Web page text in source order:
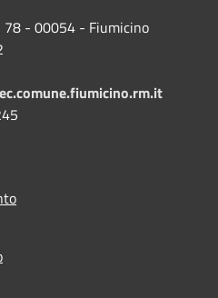
78 - 00054 - Fiumicino